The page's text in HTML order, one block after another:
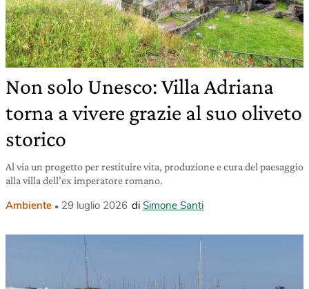
Non solo Unesco: Villa Adriana
torna a vivere grazie al suo oliveto
storico
Al via un progetto per restituire vita, produzione e cura del paesaggio
alla villa dell’ex imperatore romano.
Ambiente 29 luglio 2026 di Simone Santi